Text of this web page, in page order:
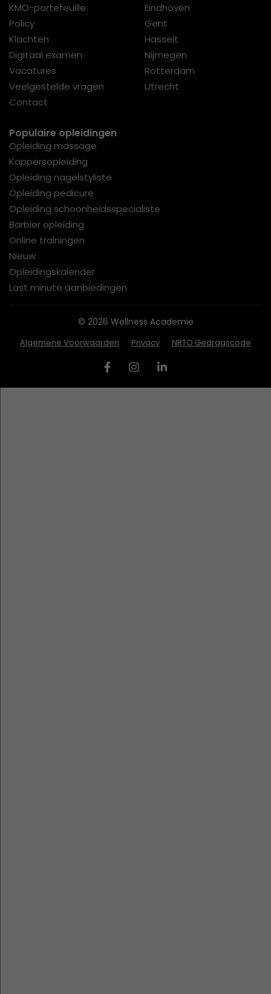
KMO-portefeuille
Policy
Klachten
Digitaal examen
Vacatures
Veelgestelde vragen
Contact
Eindhoven
Gent
Hasselt
Nijmegen
Rotterdam
Utrecht
Populaire opleidingen
Opleiding massage
Kappersopleiding
Opleiding nagelstyliste
Opleiding pedicure
Opleiding schoonheidsspecialiste
Barbier opleiding
Online trainingen
Nieuw
Opleidingskalender
Last minute aanbiedingen
© 2026 Wellness Academie
Algemene Voorwaarden Privacy NRTO Gedragscode